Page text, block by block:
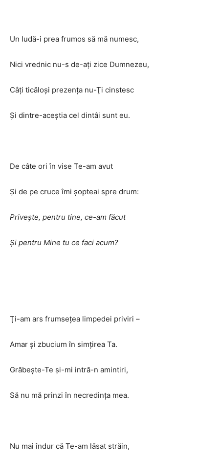
Un Iudă-i prea frumos să mă numesc,
Nici vrednic nu-s de-aţi zice Dumnezeu,
Câţi ticăloşi prezenţa nu-Ţi cinstesc
Şi dintre-aceştia cel dintâi sunt eu.
De câte ori în vise Te-am avut
Şi de pe cruce îmi şopteai spre drum:
Priveşte, pentru tine, ce-am făcut
Şi pentru Mine tu ce faci acum?
Ţi-am ars frumseţea limpedei priviri –
Amar şi zbucium în simţirea Ta.
Grăbeşte-Te şi-mi intră-n amintiri,
Să nu mă prinzi în necredinţa mea.
Nu mai îndur că Te-am lăsat străin,